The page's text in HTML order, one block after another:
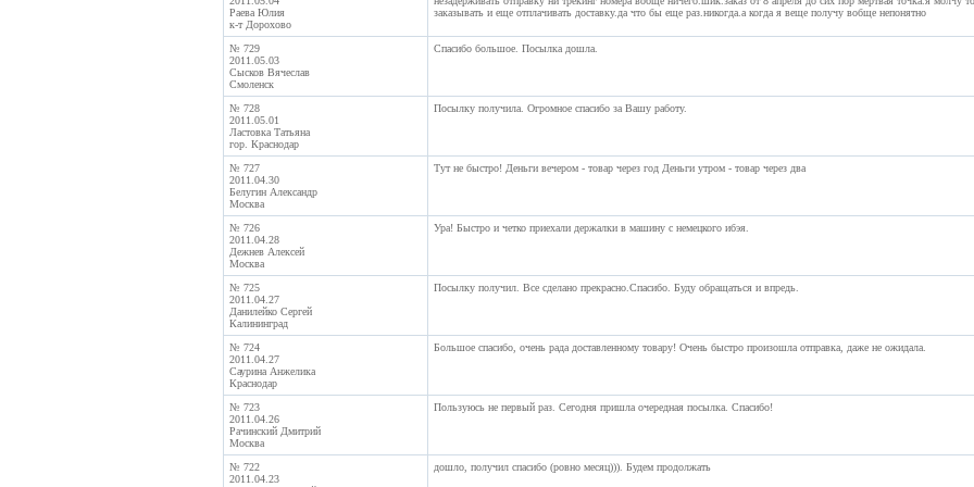
Раева Юлия
к-т Дорохово
заказывать и еще отплачивать доставку.да что бы еще раз.никогда.а когда я веще получу вобще непонятно
№ 729
2011.05.03
Сысков Вячеслав
Смоленск
Спасибо большое. Посылка дошла.
№ 728
2011.05.01
Ластовка Татьяна
гор. Краснодар
Посылку получила. Огромное спасибо за Вашу работу.
№ 727
2011.04.30
Белугин Александр
Москва
Тут не быстро! Деньги вечером - товар через год Деньги утром - товар через два
№ 726
2011.04.28
Дежнев Алексей
Москва
Ура! Быстро и четко приехали держалки в машину с немецкого ибэя.
№ 725
2011.04.27
Данилейко Сергей
Калининград
Посылку получил. Все сделано прекрасно.Спасибо. Буду обращаться и впредь.
№ 724
2011.04.27
Саурина Анжелика
Краснодар
Большое спасибо, очень рада доставленному товару! Очень быстро произошла отправка, даже не ожидала.
№ 723
2011.04.26
Рачинский Дмитрий
Москва
Пользуюсь не первый раз. Сегодня пришла очередная посылка. Спасибо!
№ 722
2011.04.23
дошло, получил спасибо (ровно месяц))). Будем продолжать